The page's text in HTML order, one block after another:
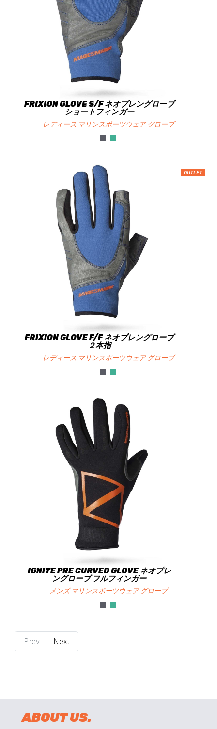
FRIXION GLOVE S/F ネオプレングローブ
ショートフィンガー
レディース マリンスポーツウェア グローブ
OUTLET
FRIXION GLOVE F/F ネオプレングローブ
２本指
レディース マリンスポーツウェア グローブ
IGNITE PRE CURVED GLOVE ネオプレ
ングローブ フルフィンガー
メンズ マリンスポーツウェア グローブ
Prev Next
ABOUT US.